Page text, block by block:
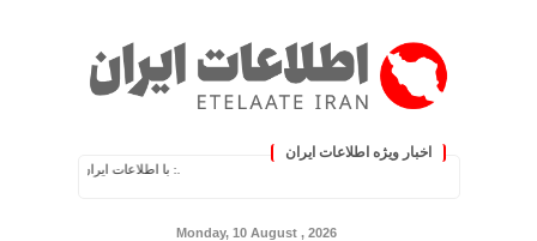
اخبار ویژه اطلاعات ایران
.: با اطلاعات ایران، اطلاعات خود را به‌روز
Monday, 10 August , 2026